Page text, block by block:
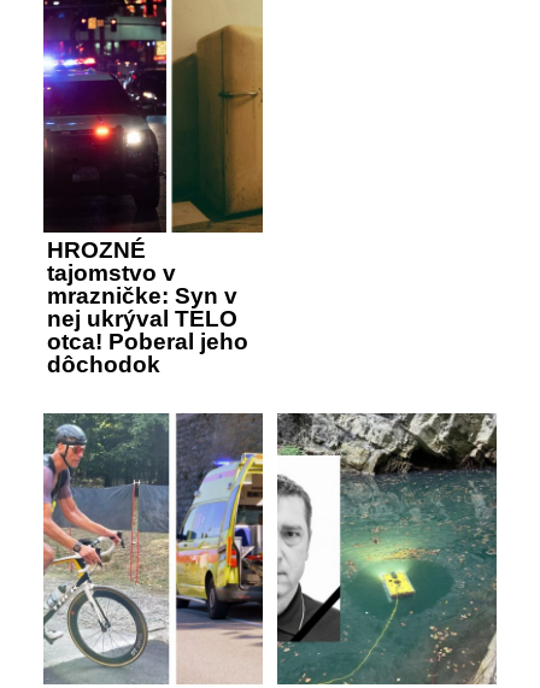
HROZNÉ
tajomstvo v
mrazničke: Syn v
nej ukrýval TELO
otca! Poberal jeho
dôchodok